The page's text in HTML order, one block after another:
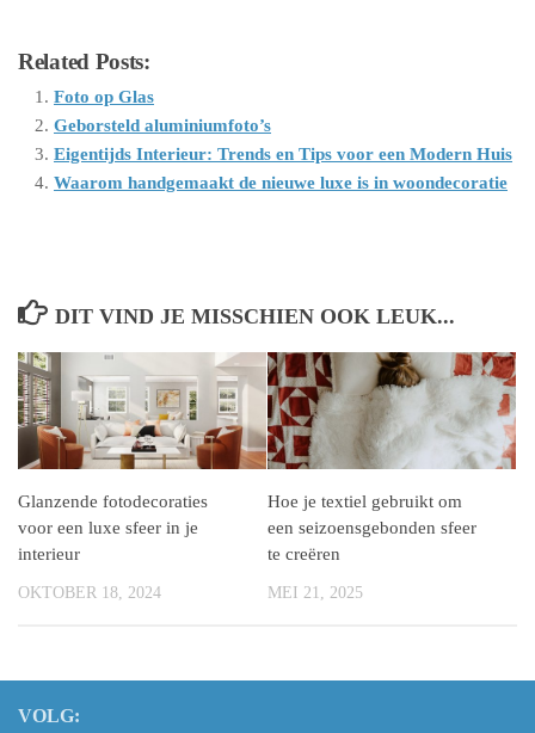
Related Posts:
Foto op Glas
Geborsteld aluminiumfoto’s
Eigentijds Interieur: Trends en Tips voor een Modern Huis
Waarom handgemaakt de nieuwe luxe is in woondecoratie
DIT VIND JE MISSCHIEN OOK LEUK...
Glanzende fotodecoraties
voor een luxe sfeer in je
interieur
OKTOBER 18, 2024
Hoe je textiel gebruikt om
een seizoensgebonden sfeer
te creëren
MEI 21, 2025
VOLG: